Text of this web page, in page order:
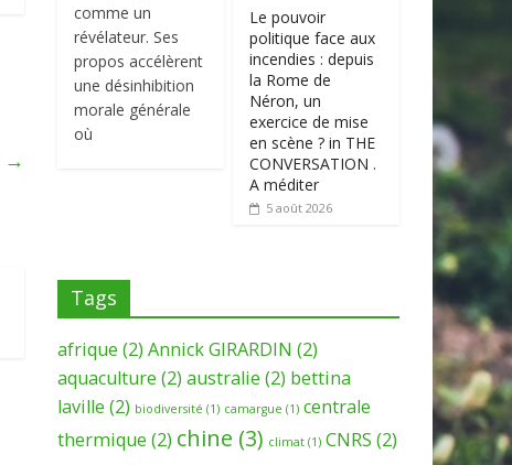
→
comme un
révélateur. Ses
propos accélèrent
une désinhibition
morale générale
où
Le pouvoir
politique face aux
incendies : depuis
la Rome de
Néron, un
exercice de mise
en scène ? in THE
CONVERSATION .
A méditer
5 août 2026
Tags
afrique (2) Annick GIRARDIN (2)
aquaculture (2) australie (2) bettina
laville (2) biodiversité (1) camargue (1) centrale
thermique (2) chine (3) climat (1) CNRS (2)